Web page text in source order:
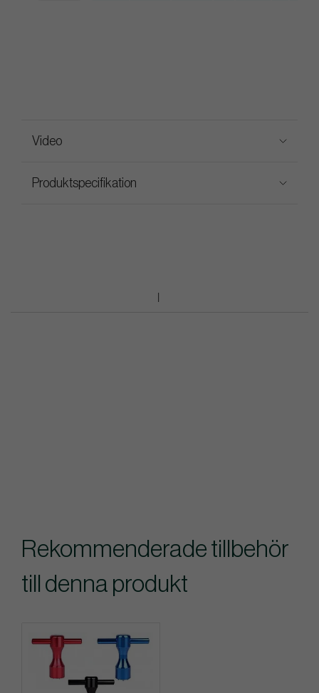
Video
Produktspecifikation
Rekommenderade tillbehör
till denna produkt